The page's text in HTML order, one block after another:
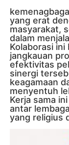
yang erat
masyarakat,
dalam
Kolaborasi
jangkauan
efektivitas
sinergi
keagamaan
menyentuh
Kerja sama
antar
yang religius